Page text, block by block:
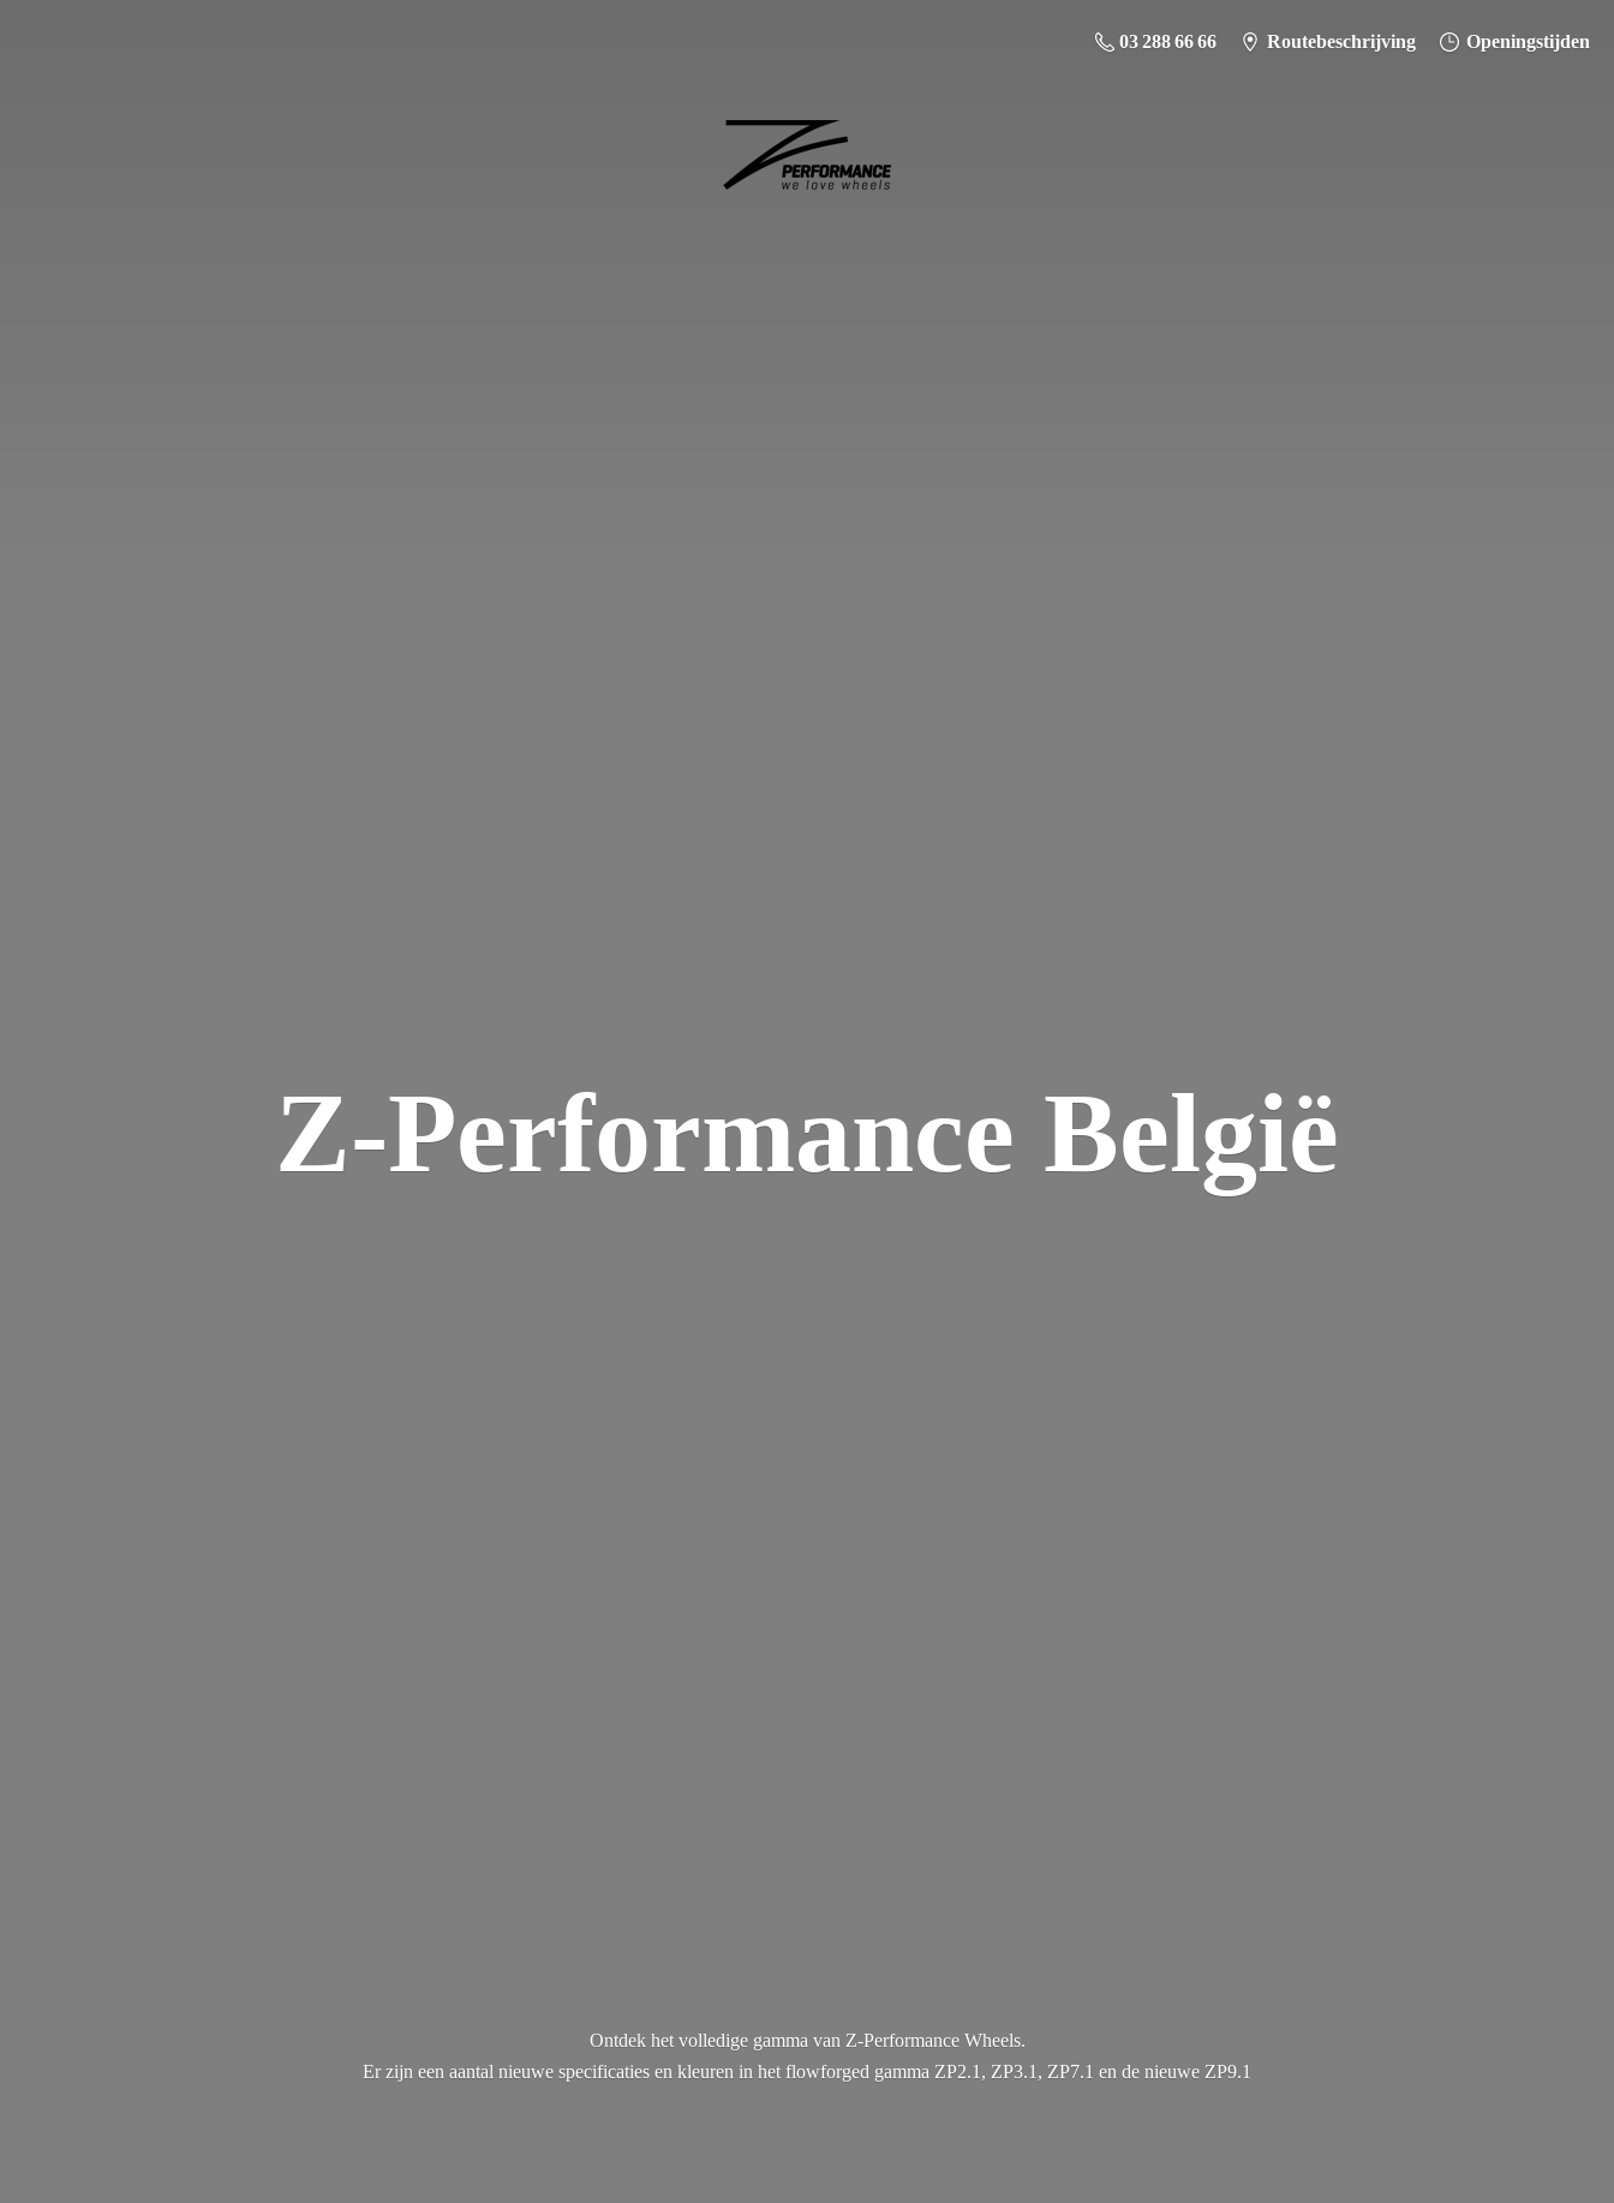
03 288 66 66 Routebeschrijving Openingstijden
Z-Performance België
Ontdek het volledige gamma van Z-Performance Wheels.
Er zijn een aantal nieuwe specificaties en kleuren in het flowforged gamma ZP2.1, ZP3.1, ZP7.1 en de nieuwe ZP9.1